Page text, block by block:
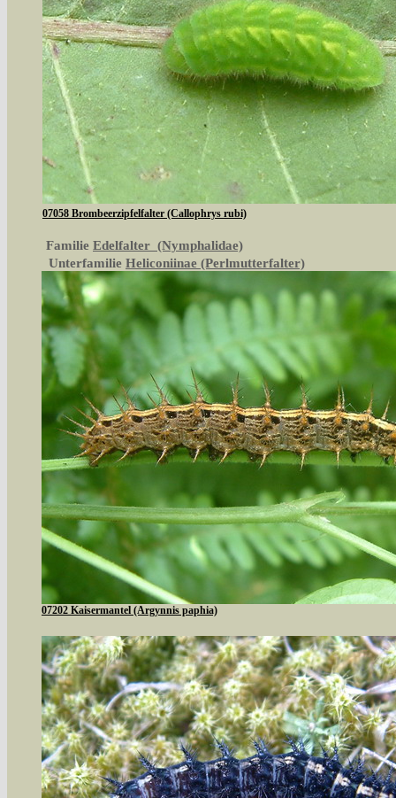
07058 Brombeerzipfelfalter (Callophrys rubi)
Familie Edelfalter (Nymphalidae)
Unterfamilie Heliconiinae (Perlmutterfalter)
07202 Kaisermantel (Argynnis paphia)